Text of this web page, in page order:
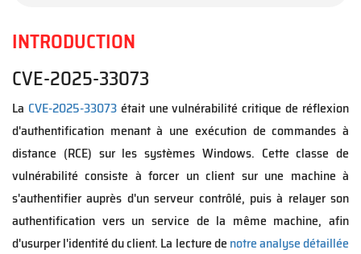
INTRODUCTION
CVE-2025-33073
La CVE-2025-33073était une vulnérabilité critique de réflexion
d'authentification menant à une exécution de commandes à
distance (RCE) sur les systèmes Windows. Cette classe de
vulnérabilité consiste à forcer un client sur une machine à
s'authentifier auprès d'un serveur contrôlé, puis à relayer son
authentification vers un service de la même machine, afin
d'usurper l'identité du client. La lecture de notre analyse détaillée